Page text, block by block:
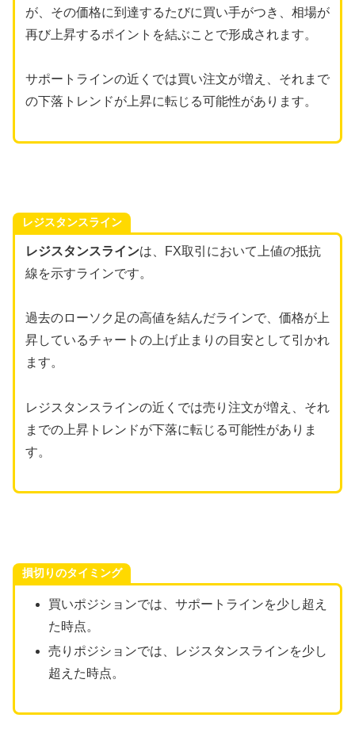
が、その価格に到達するたびに買い手がつき、相場が
再び上昇するポイントを結ぶことで形成されます。
サポートラインの近くでは買い注文が増え、それまで
の下落トレンドが上昇に転じる可能性があります。
レジスタンスライン
レジスタンスラインは、FX取引において上値の抵抗
線を示すラインです。
過去のローソク足の高値を結んだラインで、価格が上
昇しているチャートの上げ止まりの目安として引かれ
ます。
レジスタンスラインの近くでは売り注文が増え、それ
までの上昇トレンドが下落に転じる可能性がありま
す。
損切りのタイミング
買いポジションでは、サポートラインを少し超え
た時点。
売りポジションでは、レジスタンスラインを少し
超えた時点。